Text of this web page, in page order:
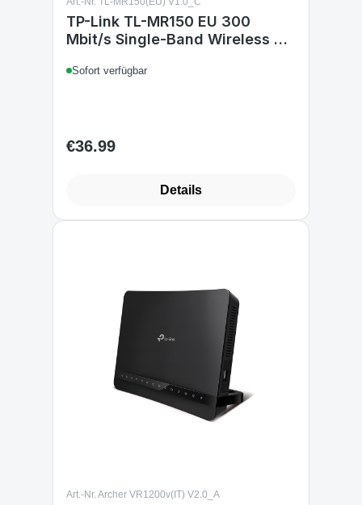
TP-Link TL-MR150 EU 300
Mbit/s Single-Band Wireless N
Sofort verfügbar
Regular price:
€36.99
Details
Art.-Nr. Archer VR1200v(IT) V2.0_A